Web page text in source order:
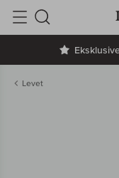
Søg
Levet